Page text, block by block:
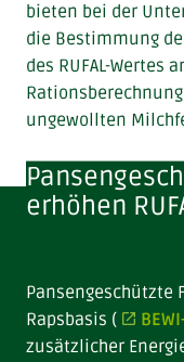
bieten bei der
die Bestimmung
des RUFAL-Wertes
ungewollten
erhöhen
Pansengeschützte
Rapsbasis (
zusätzlicher